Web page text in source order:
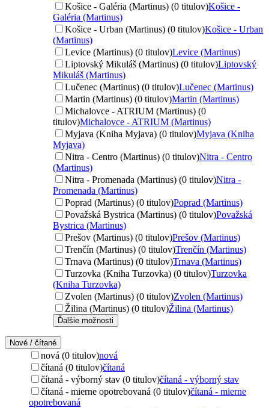
Košice - Galéria (Martinus) (0 titulov)Košice -
Galéria (Martinus)
Košice - Urban (Martinus) (0 titulov)Košice - Urban
(Martinus)
Levice (Martinus) (0 titulov)Levice (Martinus)
Liptovský Mikuláš (Martinus) (0 titulov)Liptovský
Mikuláš (Martinus)
Lučenec (Martinus) (0 titulov)Lučenec (Martinus)
Martin (Martinus) (0 titulov)Martin (Martinus)
Michalovce - ATRIUM (Martinus) (0
titulov)Michalovce - ATRIUM (Martinus)
Myjava (Kniha Myjava) (0 titulov)Myjava (Kniha
Myjava)
Nitra - Centro (Martinus) (0 titulov)Nitra - Centro
(Martinus)
Nitra - Promenada (Martinus) (0 titulov)Nitra -
Promenada (Martinus)
Poprad (Martinus) (0 titulov)Poprad (Martinus)
Považská Bystrica (Martinus) (0 titulov)Považská
Bystrica (Martinus)
Prešov (Martinus) (0 titulov)Prešov (Martinus)
Trenčín (Martinus) (0 titulov)Trenčín (Martinus)
Trnava (Martinus) (0 titulov)Trnava (Martinus)
Turzovka (Kniha Turzovka) (0 titulov)Turzovka
(Kniha Turzovka)
Zvolen (Martinus) (0 titulov)Zvolen (Martinus)
Žilina (Martinus) (0 titulov)Žilina (Martinus)
Ďalšie možnosti
Nové / čítané
nová (0 titulov)nová
čítaná (0 titulov)čítaná
čítaná - výborný stav (0 titulov)čítaná - výborný stav
čítaná - mierne opotrebovaná (0 titulov)čítaná - mierne
opotrebovaná